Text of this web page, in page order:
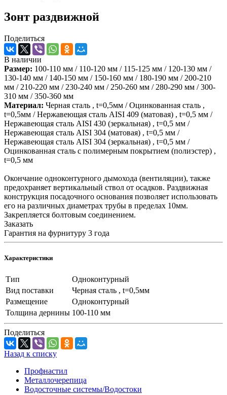
Зонт раздвижной
Поделиться
В наличии
Размер: 100-110 мм / 110-120 мм / 115-125 мм / 120-130 мм /
130-140 мм / 140-150 мм / 150-160 мм / 180-190 мм / 200-210
мм / 210-220 мм / 230-240 мм / 250-260 мм / 280-290 мм / 300-
310 мм / 350-360 мм
Материал: Черная сталь , t=0,5мм / Оцинкованная сталь ,
t=0,5мм / Нержавеющая сталь AISI 409 (матовая) , t=0,5 мм /
Нержавеющая сталь AISI 430 (зеркальная) , t=0,5 мм /
Нержавеющая сталь AISI 304 (матовая) , t=0,5 мм /
Нержавеющая сталь AISI 304 (зеркальная) , t=0,5 мм /
Оцинкованная сталь с полимерным покрытием (полиэстер) ,
t=0,5 мм
Окончание одноконтурного дымохода (вентиляции), также
предохраняет вертикальный ствол от осадков. Раздвижная
конструкция посадочного основания позволяет использовать
его на различных диаметрах трубы в пределах 10мм.
Закрепляется болтовым соединением.
Заказать
Гарантия на фурнитуру 3 года
Характеристики
Тип
Одноконтурный
Вид поставки
Черная сталь , t=0,5мм
Размещение
Одноконтурный
Толщина дернины 100-110 мм
Поделиться
Назад к списку
Профнастил
Металлочерепица
Водосточные системы/Водостоки